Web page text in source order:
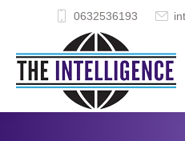
0632536193